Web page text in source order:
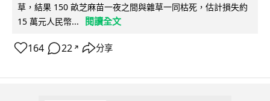
草，結果 150 畝芝麻苗一夜之間與雜草一同枯死，估計損失約
15 萬元人民幣...
閱讀全文
164 22 ↗ 分享